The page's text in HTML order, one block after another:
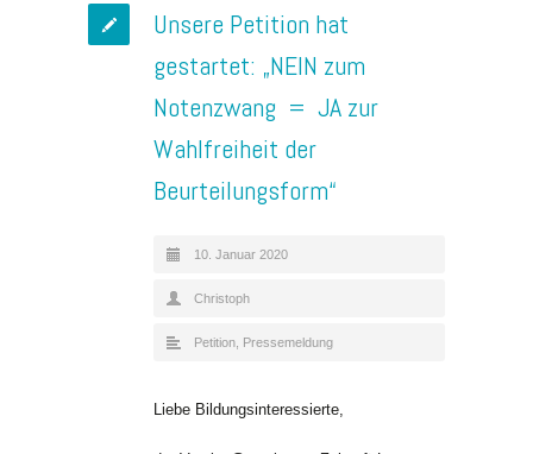
Unsere Petition hat
gestartet: „NEIN zum
Notenzwang = JA zur
Wahlfreiheit der
Beurteilungsform“
10. Januar 2020
Christoph
Petition Pressemeldung
Liebe Bildungsinteressierte,